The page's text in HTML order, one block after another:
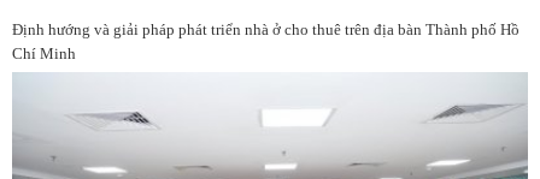
Định hướng và giải pháp phát triển nhà ở cho thuê trên địa bàn Thành phố Hồ
Chí Minh